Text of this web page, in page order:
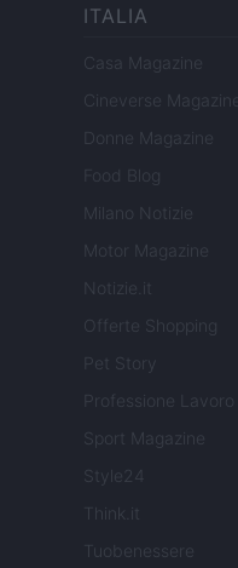
ITALIA
Casa Magazine
Cineverse Magazine
Donne Magazine
Food Blog
Milano Notizie
Motor Magazine
Notizie.it
Offerte Shopping
Pet Story
Professione Lavoro
Sport Magazine
Style24
Think.it
Tuobenessere